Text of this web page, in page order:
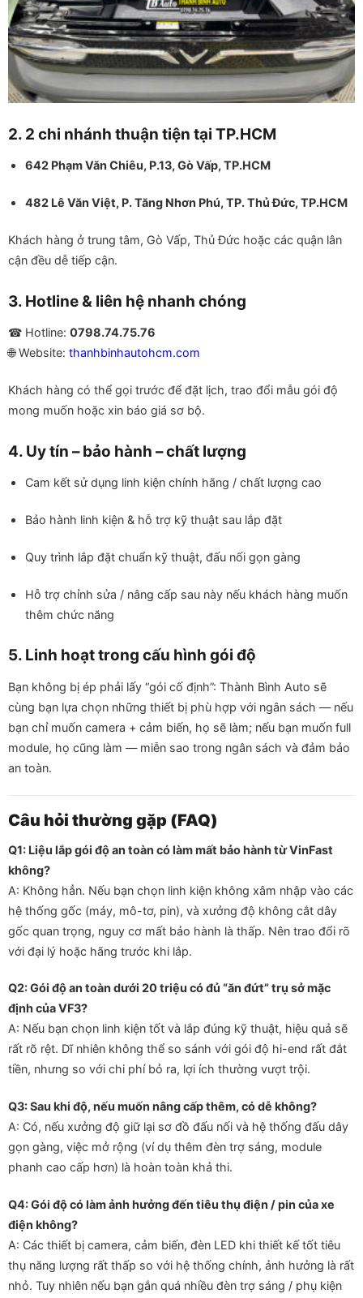
2. 2 chi nhánh thuận tiện tại TP.HCM
642 Phạm Văn Chiêu, P.13, Gò Vấp, TP.HCM
482 Lê Văn Việt, P. Tăng Nhơn Phú, TP. Thủ Đức, TP.HCM
Khách hàng ở trung tâm, Gò Vấp, Thủ Đức hoặc các quận lân
cận đều dễ tiếp cận.
3. Hotline & liên hệ nhanh chóng
☎ Hotline: 0798.74.75.76
🌐 Website: thanhbinhautohcm.com
Khách hàng có thể gọi trước để đặt lịch, trao đổi mẫu gói độ
mong muốn hoặc xin báo giá sơ bộ.
4. Uy tín – bảo hành – chất lượng
Cam kết sử dụng linh kiện chính hãng / chất lượng cao
Bảo hành linh kiện & hỗ trợ kỹ thuật sau lắp đặt
Quy trình lắp đặt chuẩn kỹ thuật, đấu nối gọn gàng
Hỗ trợ chỉnh sửa / nâng cấp sau này nếu khách hàng muốn
thêm chức năng
5. Linh hoạt trong cấu hình gói độ
Bạn không bị ép phải lấy “gói cố định”: Thành Bình Auto sẽ
cùng bạn lựa chọn những thiết bị phù hợp với ngân sách — nếu
bạn chỉ muốn camera + cảm biến, họ sẽ làm; nếu bạn muốn full
module, họ cũng làm — miễn sao trong ngân sách và đảm bảo
an toàn.
Câu hỏi thường gặp (FAQ)
Q1: Liệu lắp gói độ an toàn có làm mất bảo hành từ VinFast
không?
A: Không hẳn. Nếu bạn chọn linh kiện không xâm nhập vào các
hệ thống gốc (máy, mô-tơ, pin), và xưởng độ không cắt dây
gốc quan trọng, nguy cơ mất bảo hành là thấp. Nên trao đổi rõ
với đại lý hoặc hãng trước khi lắp.
Q2: Gói độ an toàn dưới 20 triệu có đủ “ăn đứt” trụ sở mặc
định của VF3?
A: Nếu bạn chọn linh kiện tốt và lắp đúng kỹ thuật, hiệu quả sẽ
rất rõ rệt. Dĩ nhiên không thể so sánh với gói độ hi-end rất đắt
tiền, nhưng so với chi phí bỏ ra, lợi ích thường vượt trội.
Q3: Sau khi độ, nếu muốn nâng cấp thêm, có dễ không?
A: Có, nếu xưởng độ giữ lại sơ đồ đấu nối và hệ thống đấu dây
gọn gàng, việc mở rộng (ví dụ thêm đèn trợ sáng, module
phanh cao cấp hơn) là hoàn toàn khả thi.
Q4: Gói độ có làm ảnh hưởng đến tiêu thụ điện / pin của xe
điện không?
A: Các thiết bị camera, cảm biến, đèn LED khi thiết kế tốt tiêu
thụ năng lượng rất thấp so với hệ thống chính, ảnh hưởng là rất
nhỏ. Tuy nhiên nếu bạn gắn quá nhiều đèn trợ sáng / phụ kiện